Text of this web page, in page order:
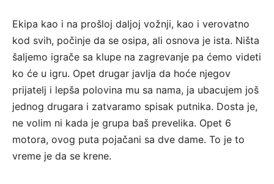
Ekipa kao i na prošloj daljoj vožnji, kao i verovatno
kod svih, počinje da se osipa, ali osnova je ista. Ništa
šaljemo igrače sa klupe na zagrevanje pa ćemo videti
ko će u igru. Opet drugar javlja da hoće njegov
prijatelj i lepša polovina mu sa nama, ja ubacujem još
jednog drugara i zatvaramo spisak putnika. Dosta je,
ne volim ni kada je grupa baš prevelika. Opet 6
motora, ovog puta pojačani sa dve dame. To je to
vreme je da se krene.